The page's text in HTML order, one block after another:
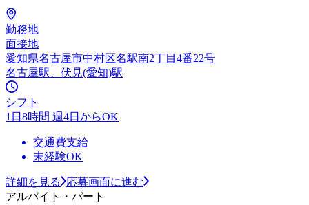
勤務地
面接地
愛知県名古屋市中村区名駅南2丁目4番22号
名古屋駅、伏見(愛知)駅
シフト
1日8時間 週4日からOK
交通費支給
未経験OK
詳細を見る
応募画面に進む
アルバイト・パート